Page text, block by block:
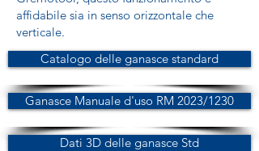
affidabile sia in senso orizzontale che
verticale.
Catalogo delle ganasce standard
Ganasce Manuale d'uso RM 2023/1230
Dati 3D delle ganasce Std